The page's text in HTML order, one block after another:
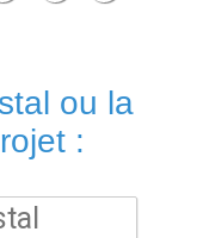
ou la
: